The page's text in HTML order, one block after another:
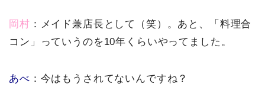
岡村 ：メイド兼店長として（笑）。あと、「料理合
コン」っていうのを10年くらいやってました。
あべ ：今はもうされてないんですね？